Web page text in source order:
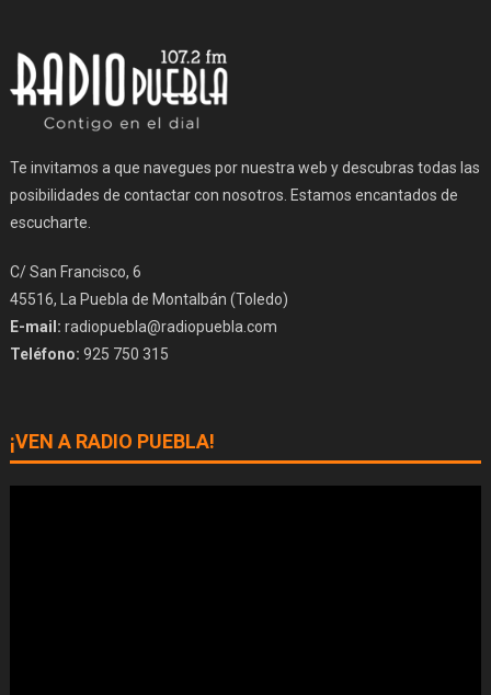
Te invitamos a que navegues por nuestra web y descubras todas las
posibilidades de contactar con nosotros. Estamos encantados de
escucharte.
C/ San Francisco, 6
45516, La Puebla de Montalbán (Toledo)
E-mail: radiopuebla@radiopuebla.com
Teléfono: 925 750 315
¡VEN A RADIO PUEBLA!